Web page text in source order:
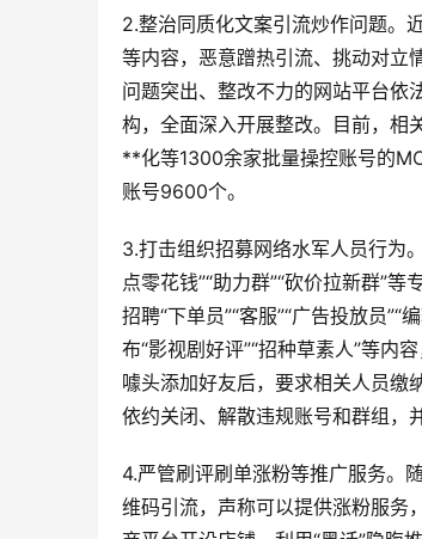
2.整治同质化文案引流炒作问题。
等内容，恶意蹭热引流、挑动对立
问题突出、整改不力的网站平台依
构，全面深入开展整改。目前，相
**化等1300余家批量操控账号的
账号9600个。
3.打击组织招募网络水军人员行为
点零花钱”“助力群”“砍价拉新群”
招聘“下单员”“客服”“广告投放员
布“影视剧好评”“招种草素人”等内
噱头添加好友后，要求相关人员缴
依约关闭、解散违规账号和群组，
4.严管刷评刷单涨粉等推广服务。
维码引流，声称可以提供涨粉服务